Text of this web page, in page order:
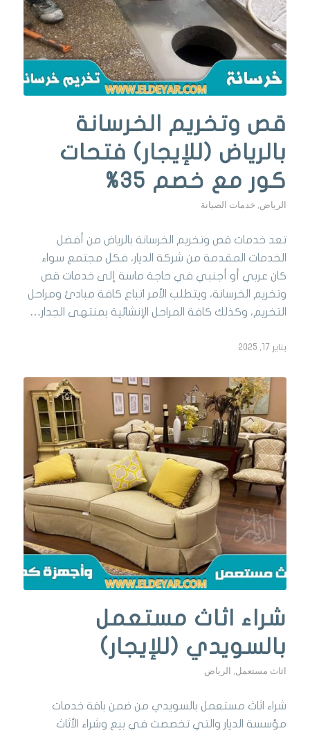
قص وتخريم الخرسانة
بالرياض (للإيجار) فتحات
كور مع خصم 35%
الرياض, خدمات الصيانة
تعد خدمات قص وتخريم الخرسانة بالرياض من أفضل
الخدمات المقدمة من شركة الديار، فكل مجتمع سواء
كان عربي أو أجنبي في حاجة ماسة إلى خدمات قص
وتخريم الخرسانة، ويتطلب الأمر اتباع كافة مبادئ ومراحل
التخريم، وكذلك كافة المراحل الإنشائية بمنتهى الجدار…
يناير 17, 2025
شراء اثاث مستعمل
بالسويدي (للإيجار)
اثاث مستعمل, الرياض
شراء اثاث مستعمل بالسويدي من ضمن باقة خدمات
مؤسسة الديار والتي تخصصت في بيع وشراء الأثاث